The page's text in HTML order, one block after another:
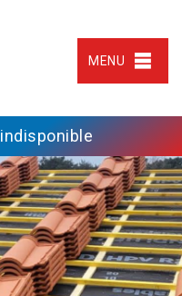
MENU
indisponible